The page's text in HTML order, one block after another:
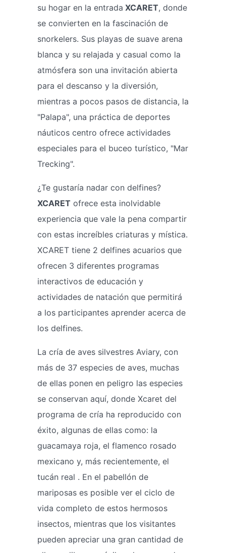
su hogar en la entrada XCARET, donde
se convierten en la fascinación de
snorkelers. Sus playas de suave arena
blanca y su relajada y casual como la
atmósfera son una invitación abierta
para el descanso y la diversión,
mientras a pocos pasos de distancia, la
"Palapa", una práctica de deportes
náuticos centro ofrece actividades
especiales para el buceo turístico, "Mar
Trecking".
¿Te gustaría nadar con delfines?
XCARET ofrece esta inolvidable
experiencia que vale la pena compartir
con estas increíbles criaturas y mística.
XCARET tiene 2 delfines acuarios que
ofrecen 3 diferentes programas
interactivos de educación y
actividades de natación que permitirá
a los participantes aprender acerca de
los delfines.
La cría de aves silvestres Aviary, con
más de 37 especies de aves, muchas
de ellas ponen en peligro las especies
se conservan aquí, donde Xcaret del
programa de cría ha reproducido con
éxito, algunas de ellas como: la
guacamaya roja, el flamenco rosado
mexicano y, más recientemente, el
tucán real . En el pabellón de
mariposas es posible ver el ciclo de
vida completo de estos hermosos
insectos, mientras que los visitantes
pueden apreciar una gran cantidad de